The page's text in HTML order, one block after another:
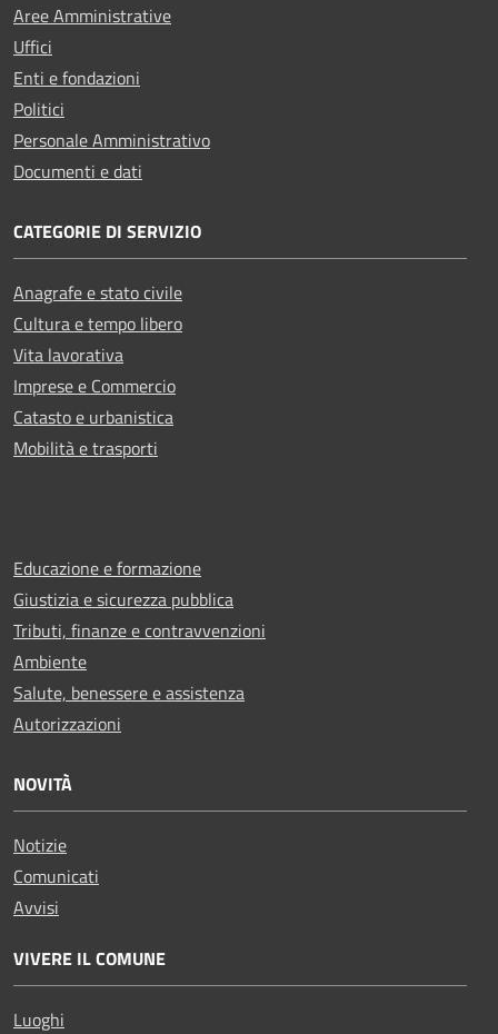
Aree Amministrative
Uffici
Enti e fondazioni
Politici
Personale Amministrativo
Documenti e dati
CATEGORIE DI SERVIZIO
Anagrafe e stato civile
Cultura e tempo libero
Vita lavorativa
Imprese e Commercio
Catasto e urbanistica
Mobilità e trasporti
Educazione e formazione
Giustizia e sicurezza pubblica
Tributi, finanze e contravvenzioni
Ambiente
Salute, benessere e assistenza
Autorizzazioni
NOVITÀ
Notizie
Comunicati
Avvisi
VIVERE IL COMUNE
Luoghi